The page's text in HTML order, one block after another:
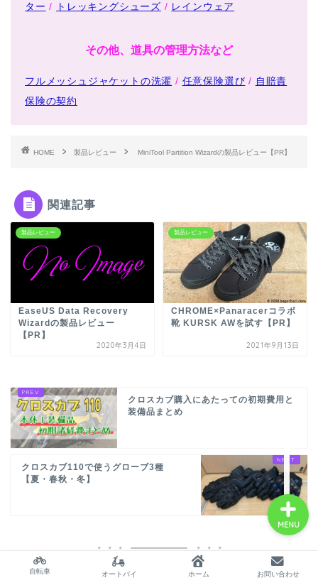
ター / トレッキングシューズ / レインウェア
その他、道具の管理方法など
フルメッシュジャケットの洗濯 / 任意保険選び / 自賠責
保険の契約
HOME 製品レビュー MiniTool Partition Wizardの製品レビュー【PR】
関連記事
製品レビュー
EaseUS Data Recovery
Wizardの製品レビュー
【PR】
2020年3月4日
製品レビュー
CHROME×Panaracerコラボ
靴 KURSK AWを試す【PR】
2021年9月13日
クロスカブ購入にあたっての初期費用と
装備品まとめ
クロスカブ110で使うグローブ3種
【夏・春秋・冬】
自転車 オートバイ ホーム お問い合わせ
MENU
サイトマップ
プロフィール
北海道自転車の旅～海岸